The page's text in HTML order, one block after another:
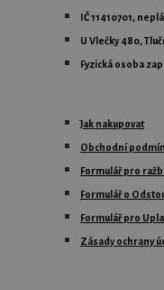
IČ 11410701,
U Vlečky 480,
Fyzická osoba
Jak nakupovat
Obchodní
Formulář pro
Formulář o
Formulář pro
Zásady ochrany